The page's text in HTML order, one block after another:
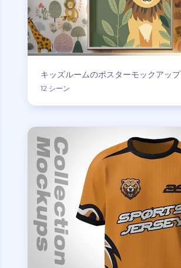
キッズルームのポスターモックアップ
12 シーン